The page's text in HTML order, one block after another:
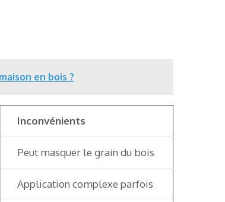
en bois ?
Inconvénients
Peut masquer le grain du bois
Application complexe parfois